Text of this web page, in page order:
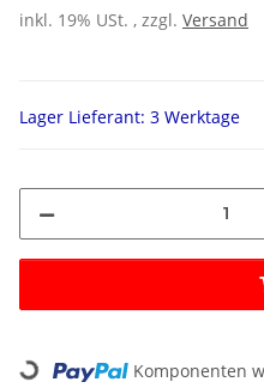
inkl. 19% USt. , zzgl. Versand
Lager Lieferant: 3 Werktage
Loading... Komponenten